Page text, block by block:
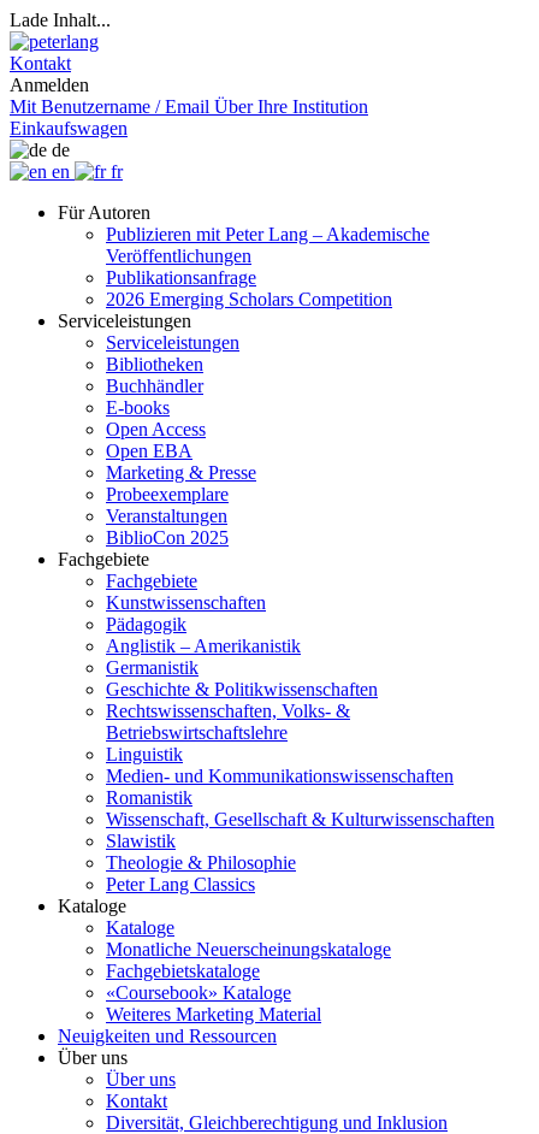
Lade Inhalt...
Kontakt
Anmelden
Mit Benutzername / Email Über Ihre Institution
Einkaufswagen
de
en
fr
Für Autoren
Publizieren mit Peter Lang – Akademische
Veröffentlichungen
Publikationsanfrage
2026 Emerging Scholars Competition
Serviceleistungen
Serviceleistungen
Bibliotheken
Buchhändler
E-books
Open Access
Open EBA
Marketing & Presse
Probeexemplare
Veranstaltungen
BiblioCon 2025
Fachgebiete
Fachgebiete
Kunstwissenschaften
Pädagogik
Anglistik – Amerikanistik
Germanistik
Geschichte & Politikwissenschaften
Rechtswissenschaften, Volks- &
Betriebswirtschaftslehre
Linguistik
Medien- und Kommunikationswissenschaften
Romanistik
Wissenschaft, Gesellschaft & Kulturwissenschaften
Slawistik
Theologie & Philosophie
Peter Lang Classics
Kataloge
Kataloge
Monatliche Neuerscheinungskataloge
Fachgebietskataloge
«Coursebook» Kataloge
Weiteres Marketing Material
Neuigkeiten und Ressourcen
Über uns
Über uns
Kontakt
Diversität, Gleichberechtigung und Inklusion